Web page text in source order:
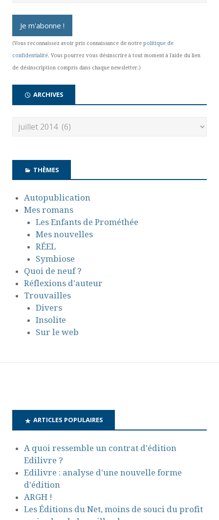
(Vous reconnaissez avoir pris connaissance de notre politique de
confidentialité. Vous pourrez vous désinscrire à tout moment à l'aide du lien
de désinscription compris dans chaque newsletter.)
ARCHIVES
THÈMES
Autopublication
Mes romans
Les Enfants de Prométhée
Mes nouvelles
RÉEL
Symbiose
Quoi de neuf ?
Réflexions d'auteur
Trouvailles
Divers
Insolite
Sur le web
ARTICLES POPULAIRES
A quoi ressemble un contrat d'édition
Edilivre ?
Edilivre : analyse d'une nouvelle forme
d'édition
ARGH !
Les Éditions du Net, moins de souci du profit